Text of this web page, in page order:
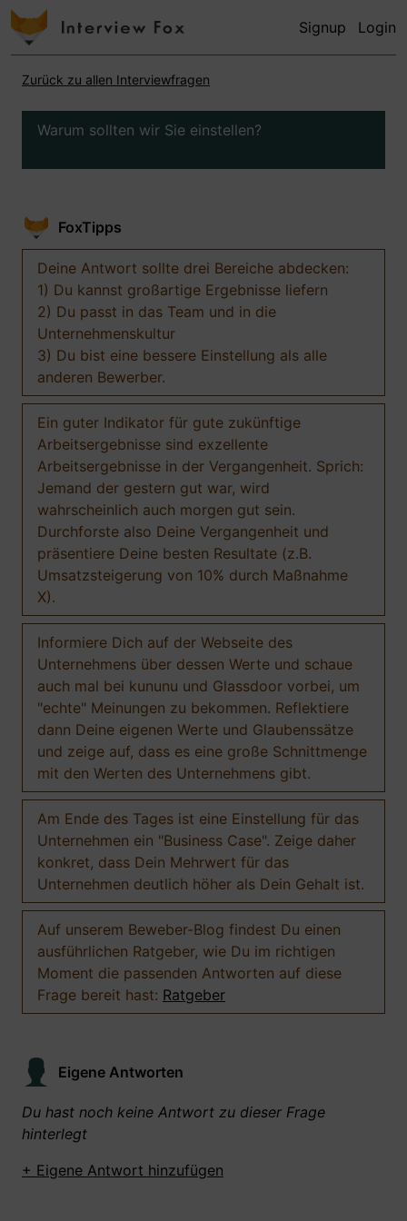
Signup Login
Zurück zu allen Interviewfragen
Warum sollten wir Sie einstellen?
FoxTipps
Deine Antwort sollte drei Bereiche abdecken:
1) Du kannst großartige Ergebnisse liefern
2) Du passt in das Team und in die
Unternehmenskultur
3) Du bist eine bessere Einstellung als alle
anderen Bewerber.
Ein guter Indikator für gute zukünftige
Arbeitsergebnisse sind exzellente
Arbeitsergebnisse in der Vergangenheit. Sprich:
Jemand der gestern gut war, wird
wahrscheinlich auch morgen gut sein.
Durchforste also Deine Vergangenheit und
präsentiere Deine besten Resultate (z.B.
Umsatzsteigerung von 10% durch Maßnahme
X).
Informiere Dich auf der Webseite des
Unternehmens über dessen Werte und schaue
auch mal bei kununu und Glassdoor vorbei, um
"echte" Meinungen zu bekommen. Reflektiere
dann Deine eigenen Werte und Glaubenssätze
und zeige auf, dass es eine große Schnittmenge
mit den Werten des Unternehmens gibt.
Am Ende des Tages ist eine Einstellung für das
Unternehmen ein "Business Case". Zeige daher
konkret, dass Dein Mehrwert für das
Unternehmen deutlich höher als Dein Gehalt ist.
Auf unserem Beweber-Blog findest Du einen
ausführlichen Ratgeber, wie Du im richtigen
Moment die passenden Antworten auf diese
Frage bereit hast: Ratgeber
Eigene Antworten
Du hast noch keine Antwort zu dieser Frage
hinterlegt
+ Eigene Antwort hinzufügen